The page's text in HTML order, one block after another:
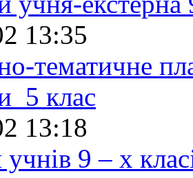
13:35
тематичне
5 клас
13:18
9 – х